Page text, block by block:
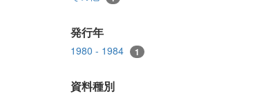
発行年
1980 - 1984 1
資料種別